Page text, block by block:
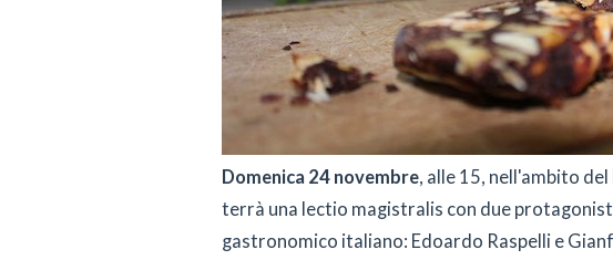
Domenica 24 novembre, alle 15, nell'ambito
terrà una lectio magistralis con due
gastronomico italiano: Edoardo Raspelli e